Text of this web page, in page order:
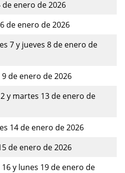
de enero de 2026
de enero de 2026
7 y jueves 8 de enero de
de enero de 2026
y martes 13 de enero de
14 de enero de 2026
de enero de 2026
y lunes 19 de enero de